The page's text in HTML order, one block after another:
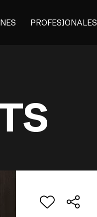
PROFESIONALES